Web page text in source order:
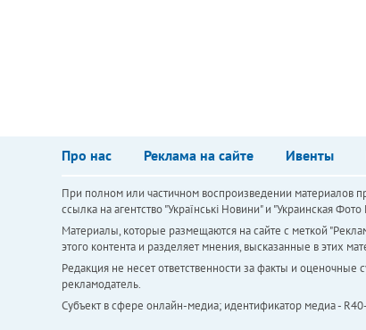
Про нас Реклама на сайте Ивенты
При полном или частичном воспроизведении материалов
ссылка на агентство "Українськi Новини" и "Украинская
Материалы, которые размещаются на сайте с меткой
этого контента и разделяет мнения, высказанные в этих
Редакция не несет ответственности за факты и
рекламодатель.
Субъект в сфере онлайн-медиа; идентификатор медиа -